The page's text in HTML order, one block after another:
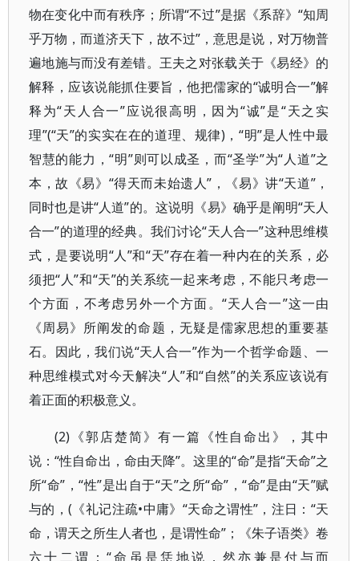
物在变化中而有秩序；所谓“不过”是据《系辞》“知周
乎万物，而道济天下，故不过”，意思是说，对万物普
遍地施与而没有差错。王夫之对张载关于《易经》的
解释，应该说能抓住要旨，他把儒家的“诚明合一”解
释为“天人合一”应说很高明，因为“诚”是“天之实
理”(“天”的实实在在的道理、规律)，“明”是人性中最
智慧的能力，“明”则可以成圣，而“圣学”为“人道”之
本，故《易》“得天而未始遗人”，《易》讲“天道”，
同时也是讲“人道”的。这说明《易》确乎是阐明“天人
合一”的道理的经典。我们讨论“天人合一”这种思维模
式，是要说明“人”和“天”存在着一种内在的关系，必
须把“人”和“天”的关系统一起来考虑，不能只考虑一
个方面，不考虑另外一个方面。“天人合一”这一由
《周易》所阐发的命题，无疑是儒家思想的重要基
石。因此，我们说“天人合一”作为一个哲学命题、一
种思维模式对今天解决“人”和“自然”的关系应该说有
着正面的积极意义。
(2)《郭店楚简》有一篇《性自命出》，其中
说：“性自命出，命由天降”。这里的“命”是指“天命”之
所“命”，“性”是出自于“天”之所“命”，“命”是由“天”赋
与的，(《礼记注疏•中庸》“天命之谓性”，注日：“天
命，谓天之所生人者也，是谓性命”；《朱子语类》卷
六十二谓：“命虽是恁地说，然亦兼是付与而